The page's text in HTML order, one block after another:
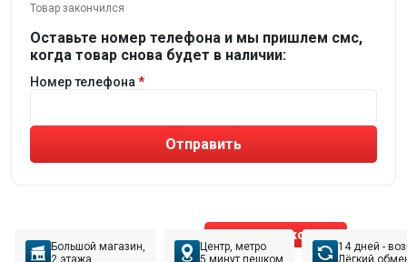
Товар закончился
Оставьте номер телефона и мы пришлем смс,
когда товар снова будет в наличии:
Номер телефона
Отправить
Позвонить эксперту
Большой магазин,
2 этажа
Центр, метро
5 минут пешком
14 дней -
Лёгкий